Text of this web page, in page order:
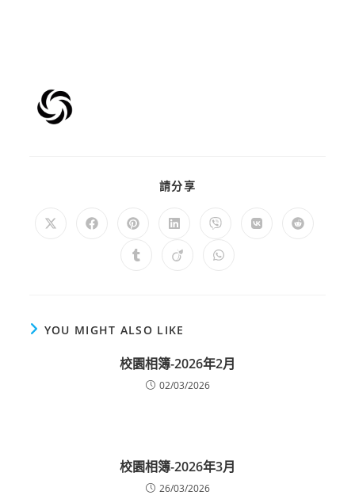
請分享
YOU MIGHT ALSO LIKE
校園相簿-2026年2月
02/03/2026
校園相簿-2026年3月
26/03/2026